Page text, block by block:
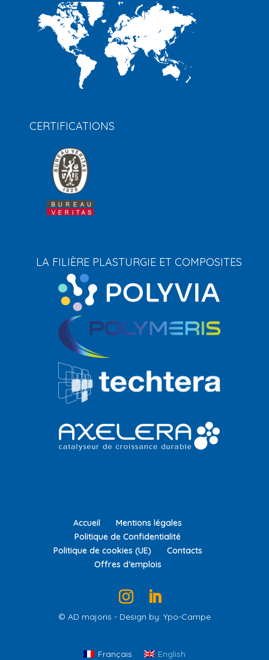
CERTIFICATIONS
LA FILIÈRE PLASTURGIE ET COMPOSITES
Accueil
Mentions légales
Politique de Confidentialité
Politique de cookies (UE)
Contacts
Offres d’emplois
© AD majoris - Design by: Ypo-Campe
Français English